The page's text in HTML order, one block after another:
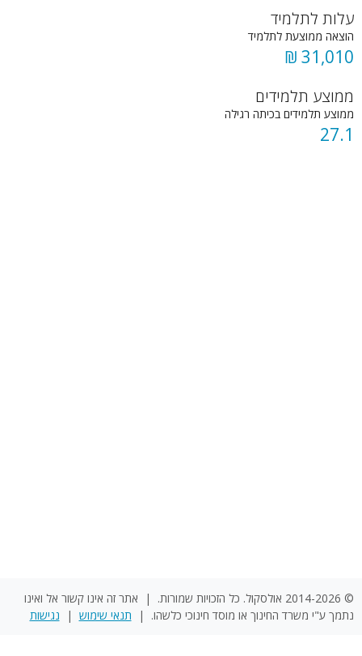
עלות לתלמיד
הוצאה ממוצעת לתלמיד
31,010 ₪
ממוצע תלמידים
ממוצע תלמידים בכיתה רגילה
27.1
© 2014-2026 אולסקול. כל הזכויות שמורות. | אתר זה אינו קשור אל ואינו
נתמך ע"י משרד החינוך או מוסד חינוכי כלשהו. | תנאי שימוש | נגישות